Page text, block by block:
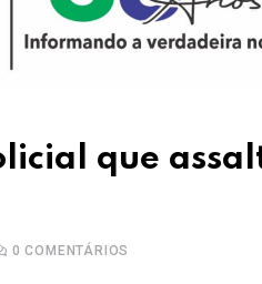
que
0 COMENTÁRIOS